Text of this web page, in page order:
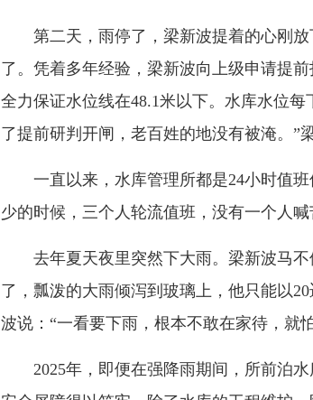
第二天，雨停了，梁新波提着的心刚放
了。凭着多年经验，梁新波向上级申请提
全力保证水位线在48.1米以下。水库水位
了提前研判开闸，老百姓的地没有被淹。”
一直以来，水库管理所都是24小时值班
少的时候，三个人轮流值班，没有一个人喊
去年夏天夜里突然下大雨。梁新波马不
了，瓢泼的大雨倾泻到玻璃上，他只能以
波说：“一看要下雨，根本不敢在家待，就
2025年，即便在强降雨期间，所前泊水